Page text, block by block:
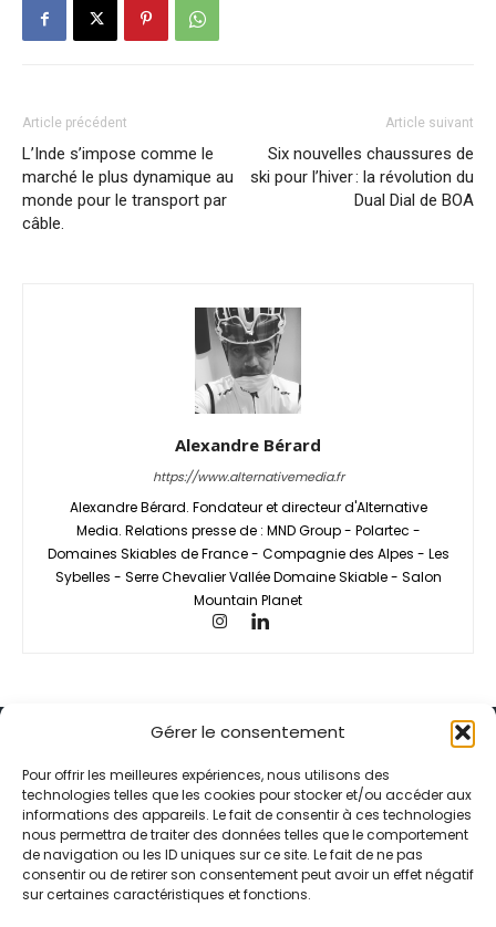
Gérer le consentement
Pour offrir les meilleures expériences, nous utilisons des
technologies telles que les cookies pour stocker et/ou accéder aux
informations des appareils. Le fait de consentir à ces technologies
nous permettra de traiter des données telles que le comportement
de navigation ou les ID uniques sur ce site. Le fait de ne pas
consentir ou de retirer son consentement peut avoir un effet négatif
sur certaines caractéristiques et fonctions.
Article précédent
L’Inde s’impose comme le
marché le plus dynamique au
monde pour le transport par
câble.
Article suivant
Six nouvelles chaussures de
ski pour l’hiver : la révolution du
Dual Dial de BOA
Alexandre Bérard
https://www.alternativemedia.fr
Alexandre Bérard. Fondateur et directeur d'Alternative
Media. Relations presse de : MND Group - Polartec -
Domaines Skiables de France - Compagnie des Alpes - Les
Sybelles - Serre Chevalier Vallée Domaine Skiable - Salon
Mountain Planet
Alternative Média est une agence de relations presse et de
relations publiques basée à Grenoble. Depuis 1995, elle conçoit et
pilote des stratégies de visibilité en France et à l’international
grâce à un réseau d’agences partenaires.